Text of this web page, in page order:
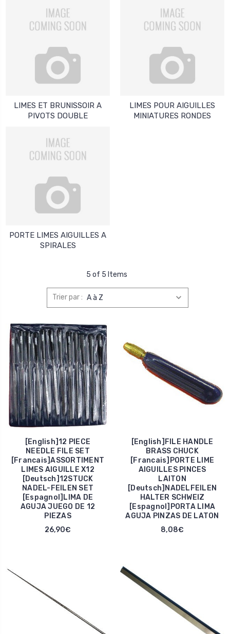
LIMES ET BRUNISSOIR A
PIVOTS DOUBLE
LIMES POUR AIGUILLES
MINIATURES RONDES
PORTE LIMES AIGUILLES A
SPIRALES
5 of 5 Items
Trier par :
[English]12 PIECE
NEEDLE FILE SET
[Francais]ASSORTIMENT
LIMES AIGUILLE X12
[Deutsch]12STUCK
NADEL-FEILEN SET
[Espagnol]LIMA DE
AGUJA JUEGO DE 12
PIEZAS
26,90€
[English]FILE HANDLE
BRASS CHUCK
[Francais]PORTE LIME
AIGUILLES PINCES
LAITON
[Deutsch]NADELFEILEN
HALTER SCHWEIZ
[Espagnol]PORTA LIMA
AGUJA PINZAS DE LATON
8,08€